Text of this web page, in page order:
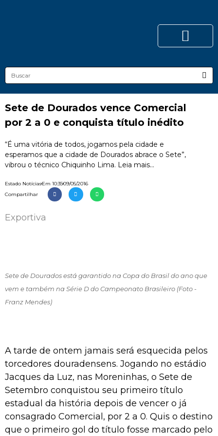
Sete de Dourados vence Comercial
por 2 a 0 e conquista título inédito
“É uma vitória de todos, jogamos pela cidade e
esperamos que a cidade de Dourados abrace o Sete”,
vibrou o técnico Chiquinho Lima. Leia mais...
Estado NotíciasEm 10:3509/05/2016
Compartilhar
Exportiva
Sete de Dourados está garantido na Copa do Brasil do ano que
vem e também na Série D do Campeonato Brasileiro (Foto -
Franz Mendes)
A tarde de ontem jamais será esquecida pelos
torcedores douradensens. Jogando no estádio
Jacques da Luz, nas Moreninhas, o Sete de
Setembro conquistou seu primeiro título
estadual da história depois de vencer o já
consagrado Comercial, por 2 a 0. Quis o destino
que o primeiro gol do título fosse marcado pelo